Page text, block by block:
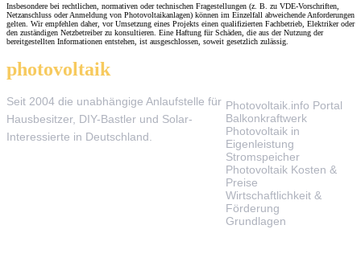
Insbesondere bei rechtlichen, normativen oder technischen Fragestellungen (z. B. zu VDE-Vorschriften,
Netzanschluss oder Anmeldung von Photovoltaikanlagen) können im Einzelfall abweichende Anforderungen
gelten. Wir empfehlen daher, vor Umsetzung eines Projekts einen qualifizierten Fachbetrieb, Elektriker oder
den zuständigen Netzbetreiber zu konsultieren. Eine Haftung für Schäden, die aus der Nutzung der
bereitgestellten Informationen entstehen, ist ausgeschlossen, soweit gesetzlich zulässig.
photovoltaik
Seit 2004 die unabhängige Anlaufstelle für
Hausbesitzer, DIY-Bastler und Solar-
Interessierte in Deutschland.
Photovoltaik.info Portal
Balkonkraftwerk
Photovoltaik in
Eigenleistung
Stromspeicher
Photovoltaik Kosten &
Preise
Wirtschaftlichkeit &
Förderung
Grundlagen